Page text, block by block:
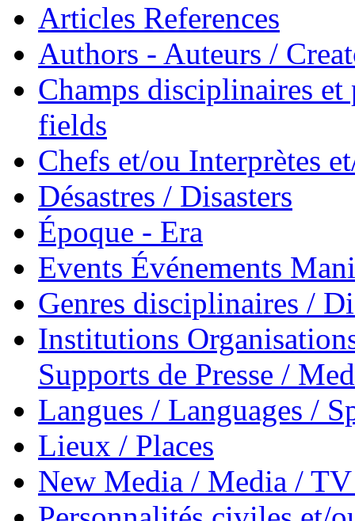
Articles References
Authors - Auteurs /
Champs disciplinaires
fields
Chefs et/ou Interprètes
Désastres / Disasters
Époque - Era
Events Événements
Genres disciplinaires /
Institutions
Supports de Presse /
Langues / Languages /
Lieux / Places
New Media / Media /